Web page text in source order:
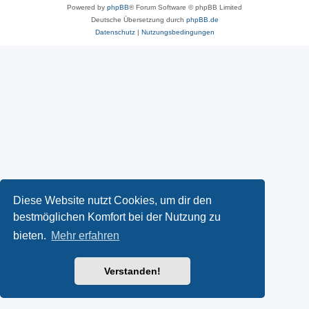
Diese Website nutzt Cookies, um dir den
bestmöglichen Komfort bei der Nutzung zu
bieten. Mehr erfahren
Verstanden!
Powered by phpBB® Forum Software © phpBB Limited
Deutsche Übersetzung durch phpBB.de
Datenschutz| Nutzungsbedingungen